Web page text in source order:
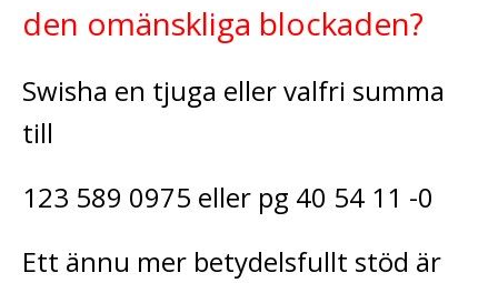
den omänskliga blockaden?
Swisha en tjuga eller valfri summa
till
123 589 0975 eller pg 40 54 11 -0
Ett ännu mer betydelsfullt stöd är